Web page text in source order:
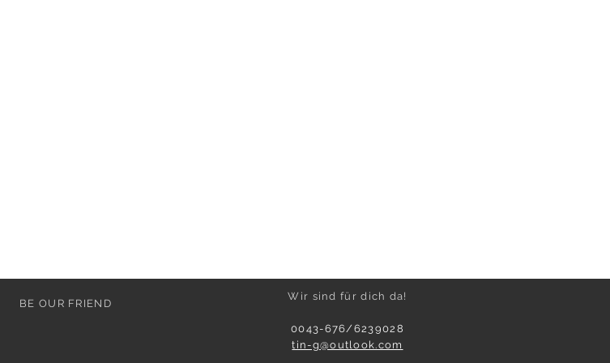
BE OUR FRIEND
Wir sind für dich da!
0043-676/6239028
tin-g@outlook.com